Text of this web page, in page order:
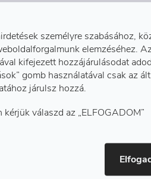
személyre szabásához,
elemzéséhez.
kifejezett hozzájárulásodat
gomb használatával csak az
járulsz hozzá.
válaszd az „ELFOGADOM”